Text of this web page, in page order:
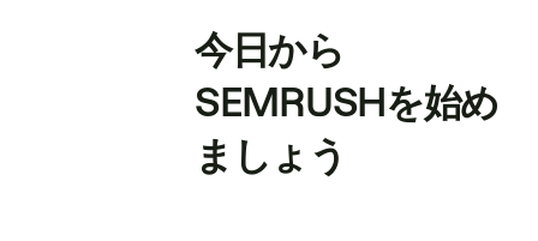
今日から
SEMRUSHを始め
ましょう